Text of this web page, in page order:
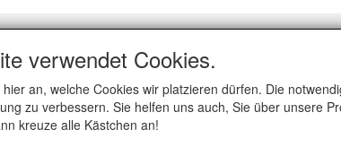
Geschäftsbedingungen
verwendet Cookies.
an, welche Cookies wir platzieren dürfen. Die
zu verbessern. Sie helfen uns auch, Sie über unsere
kreuze alle Kästchen an!